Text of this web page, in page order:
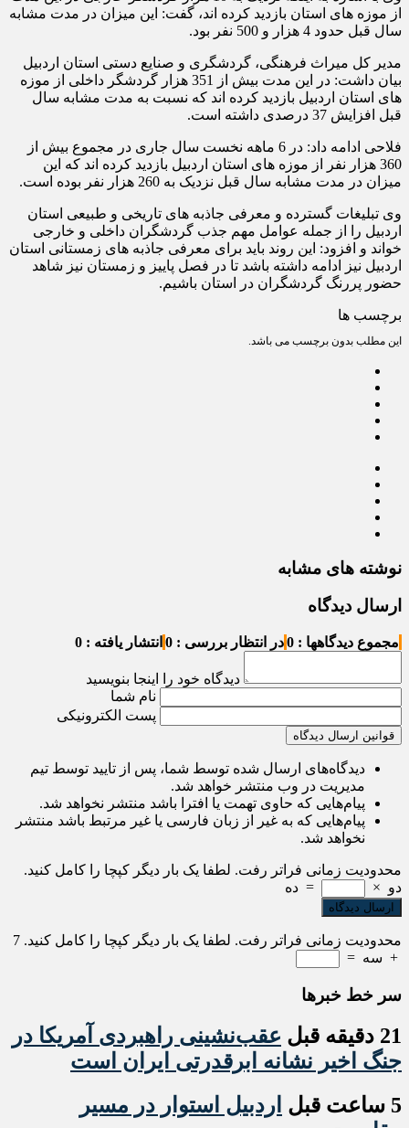
از موزه های استان بازدید کرده اند، گفت: این میزان در مدت مشابه
سال قبل حدود 4 هزار و 500 نفر بود.
مدیر کل میراث فرهنگی، گردشگری و صنایع دستی استان اردبیل
بیان داشت: در این مدت بیش از 351 هزار گردشگر داخلی از موزه
های استان اردبیل بازدید کرده اند که نسبت به مدت مشابه سال
قبل افزایش 37 درصدی داشته است.
فلاحی ادامه داد: در 6 ماهه نخست سال جاری در مجموع بیش از
360 هزار نفر از موزه های استان اردبیل بازدید کرده اند که این
میزان در مدت مشابه سال قبل نزدیک به 260 هزار نفر بوده است.
وی تبلیغات گسترده و معرفی جاذبه های تاریخی و طبیعی استان
اردبیل را از جمله عوامل مهم جذب گردشگران داخلی و خارجی
خواند و افزود: این روند باید برای معرفی جاذبه های زمستانی استان
اردبیل نیز ادامه داشته باشد تا در فصل پاییز و زمستان نیز شاهد
حضور پررنگ گردشگران در استان باشیم.
برچسب ها
این مطلب بدون برچسب می باشد.
نوشته های مشابه
ارسال دیدگاه
مجموع دیدگاهها : 0 در انتظار بررسی : 0 انتشار یافته : 0
دیدگاه خود را اینجا بنویسید
نام شما
پست الکترونیکی
قوانین ارسال دیدگاه
دیدگاه‌های ارسال شده توسط شما، پس از تایید توسط تیم
مدیریت در وب منتشر خواهد شد.
پیام‌هایی که حاوی تهمت یا افترا باشد منتشر نخواهد شد.
پیام‌هایی که به غیر از زبان فارسی یا غیر مرتبط باشد منتشر
نخواهد شد.
محدودیت زمانی فراتر رفت. لطفا یک بار دیگر کپچا را کامل کنید.
دو ×
= ده
محدودیت زمانی فراتر رفت. لطفا یک بار دیگر کپچا را کامل کنید. 7
+ سه =
سر خط خبرها
21 دقیقه قبل
عقب‌نشینی راهبردی آمریکا در
جنگ اخیر نشانه ابرقدرتی ایران است
5 ساعت قبل
اردبیل استوار در مسیر